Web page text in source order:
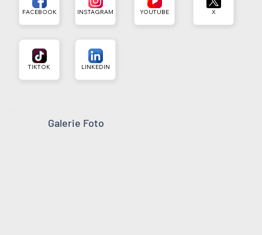
FACEBOOK INSTAGRAM YOUTUBE
LINKEDIN
X
TIKTOK
Galerie Foto